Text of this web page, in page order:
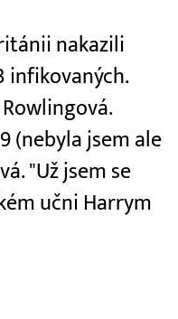
nakazili
infikovaných.
(nebyla jsem ale
"Už jsem se
učni Harrym